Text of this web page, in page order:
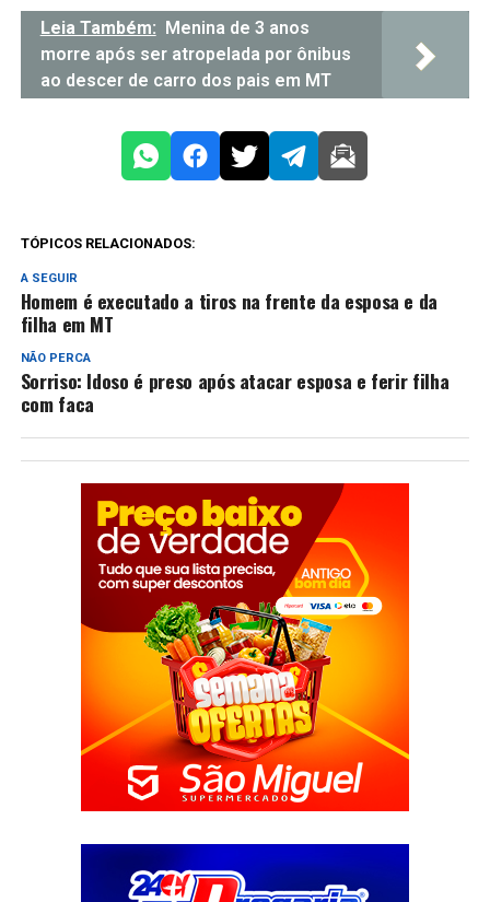
Leia Também: Menina de 3 anos
morre após ser atropelada por ônibus
ao descer de carro dos pais em MT
TÓPICOS RELACIONADOS:
A SEGUIR
Homem é executado a tiros na frente da esposa e da
filha em MT
NÃO PERCA
Sorriso: Idoso é preso após atacar esposa e ferir filha
com faca